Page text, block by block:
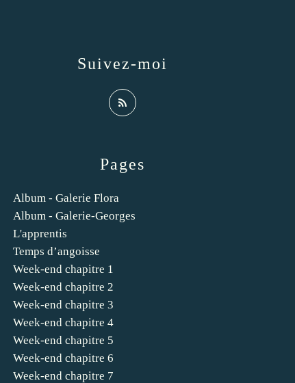
Pages
Album - Galerie Flora
Album - Galerie-Georges
L'apprentis
Temps d’angoisse
Week-end chapitre 1
Week-end chapitre 2
Week-end chapitre 3
Week-end chapitre 4
Week-end chapitre 5
Week-end chapitre 6
Week-end chapitre 7
Suivez-moi